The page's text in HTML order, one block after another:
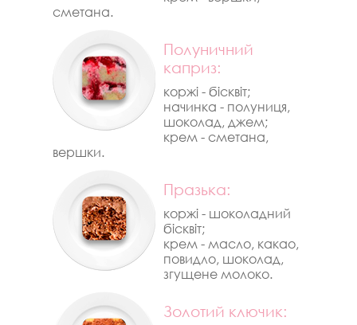
сметана.
Полуничний
каприз:
коржі - бісквіт;
начинка - полуниця,
шоколад, джем;
крем - сметана,
вершки.
Празька:
коржі - шоколадний
бісквіт;
крем - масло, какао,
повидло, шоколад,
згущене молоко.
Золотий ключик: